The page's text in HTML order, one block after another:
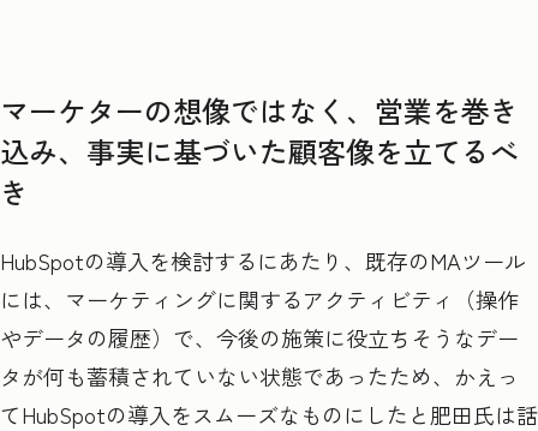
マーケターの想像ではなく、営業を巻き
込み、事実に基づいた顧客像を立てるべ
き
HubSpotの導入を検討するにあたり、既存のMAツール
には、マーケティングに関するアクティビティ（操作
やデータの履歴）で、今後の施策に役立ちそうなデー
タが何も蓄積されていない状態であったため、かえっ
てHubSpotの導入をスムーズなものにしたと肥田氏は話